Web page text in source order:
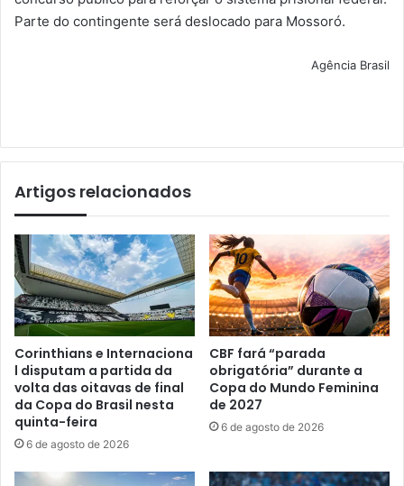
Parte do contingente será deslocado para Mossoró.
Agência Brasil
Artigos relacionados
Corinthians e Internaciona
l disputam a partida da
volta das oitavas de final
da Copa do Brasil nesta
quinta-feira
6 de agosto de 2026
CBF fará “parada
obrigatória” durante a
Copa do Mundo Feminina
de 2027
6 de agosto de 2026